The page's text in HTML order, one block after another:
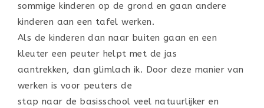
sommige kinderen op de grond en gaan andere
kinderen aan een tafel werken.
Als de kinderen dan naar buiten gaan en een
kleuter een peuter helpt met de jas
aantrekken, dan glimlach ik. Door deze manier van
werken is voor peuters de
stap naar de basisschool veel natuurlijker en